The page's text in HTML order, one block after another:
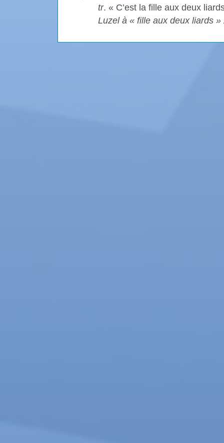
tr. « C’est la fille aux deux
Luzel à « fille aux deux liards »